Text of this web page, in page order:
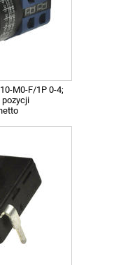
M0-F/1P 0-4;
pozycji